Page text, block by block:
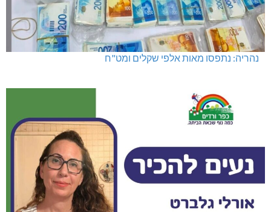
נהריה: נתפסו מאות אלפי שקלים ומט"ח